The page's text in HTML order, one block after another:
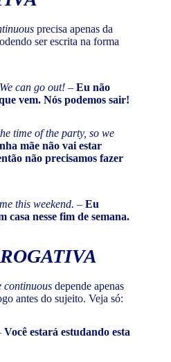
precisa apenas da
ser escrita na forma
can go out! – Eu não
vem. Nós podemos sair!
time of the party, so we
mãe não vai estar
não precisamos fazer
this weekend. – Eu
casa nesse fim de semana.
continuous depende apenas
antes do sujeito. Veja só:
Você estará estudando esta